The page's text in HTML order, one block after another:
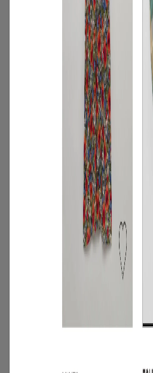
ニュース
【夏限定】短
む。短期レン
2026.06.01